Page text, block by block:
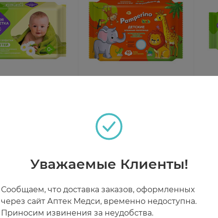
детские универсальные с
экстрактом ромашки алоэ
и витамином Е N60
Под заказ
от 427 ₽
Я
Уважаемые Клиенты!
Сообщаем, что доставка заказов, оформленных
через сайт Аптек Медси, временно недоступна.
Приносим извинения за неудобства.